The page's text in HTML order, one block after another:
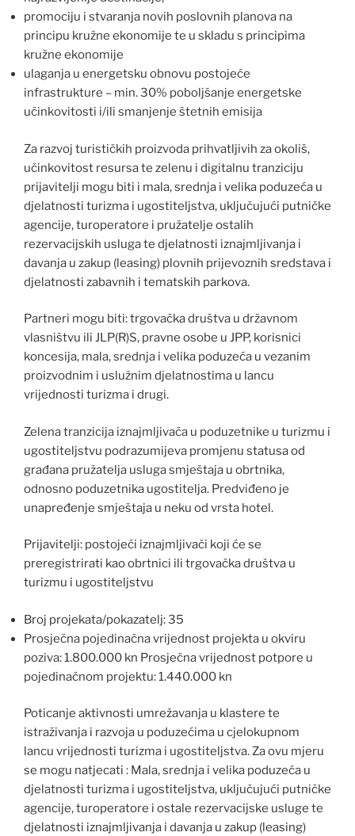
promociju i stvaranja novih poslovnih planova na
principu kružne ekonomije te u skladu s principima
kružne ekonomije
ulaganja u energetsku obnovu postojeće
infrastrukture – min. 30% poboljšanje energetske
učinkovitosti i/ili smanjenje štetnih emisija
Za razvoj turističkih proizvoda prihvatljivih za okoliš,
učinkovitost resursa te zelenu i digitalnu tranziciju
prijavitelji mogu biti i mala, srednja i velika poduzeća u
djelatnosti turizma i ugostiteljstva, uključujući putničke
agencije, turoperatore i pružatelje ostalih
rezervacijskih usluga te djelatnosti iznajmljivanja i
davanja u zakup (leasing) plovnih prijevoznih sredstava i
djelatnosti zabavnih i tematskih parkova.
Partneri mogu biti: trgovačka društva u državnom
vlasništvu ili JLP(R)S, pravne osobe u JPP, korisnici
koncesija, mala, srednja i velika poduzeća u vezanim
proizvodnim i uslužnim djelatnostima u lancu
vrijednosti turizma i drugi.
Zelena tranzicija iznajmljivača u poduzetnike u turizmu i
ugostiteljstvu podrazumijeva promjenu statusa od
građana pružatelja usluga smještaja u obrtnika,
odnosno poduzetnika ugostitelja. Predviđeno je
unapređenje smještaja u neku od vrsta hotel.
Prijavitelji: postojeći iznajmljivači koji će se
preregistrirati kao obrtnici ili trgovačka društva u
turizmu i ugostiteljstvu
Broj projekata/pokazatelj: 35
Prosječna pojedinačna vrijednost projekta u okviru
poziva: 1.800.000 kn Prosječna vrijednost potpore u
pojedinačnom projektu: 1.440.000 kn
Poticanje aktivnosti umrežavanja u klastere te
istraživanja i razvoja u poduzećima u cjelokupnom
lancu vrijednosti turizma i ugostiteljstva. Za ovu mjeru
se mogu natjecati : Mala, srednja i velika poduzeća u
djelatnosti turizma i ugostiteljstva, uključujući putničke
agencije, turoperatore i ostale rezervacijske usluge te
djelatnosti iznajmljivanja i davanja u zakup (leasing)